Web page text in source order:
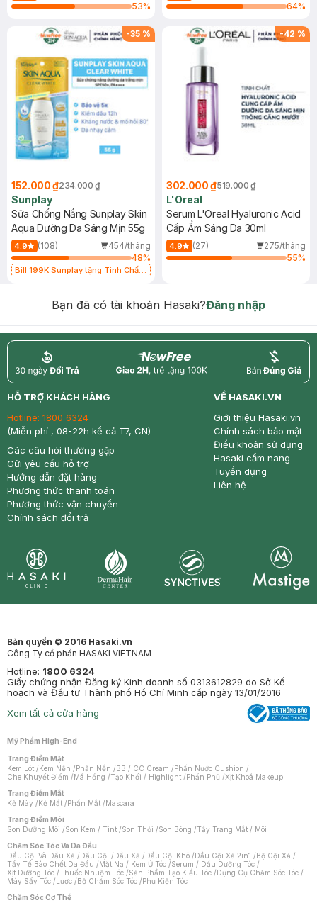
53%
64%
-35 %
152.000 ₫234.000 ₫
Sunplay
Sữa Chống Nắng Sunplay Skin
Aqua Dưỡng Da Sáng Mịn 55g
4.9 (108)
454/tháng
48%
Bill 199K Sunplay tặng Tinh Chất
-42 %
302.000 ₫519.000 ₫
L'Oreal
Serum L'Oreal Hyaluronic Acid
Cấp Ẩm Sáng Da 30ml
4.9 (27)
275/tháng
55%
Bạn đã có tài khoản Hasaki?Đăng nhập
return nowfree price
HỖ TRỢ KHÁCH HÀNG
Hotline: 1800 6324
(Miễn phí , 08-22h kể cả T7, CN)
Các câu hỏi thường gặp
Gửi yêu cầu hỗ trợ
Hướng dẫn đặt hàng
Phương thức thanh toán
Phương thức vận chuyển
Chính sách đổi trả
VỀ HASAKI.VN
Giới thiệu Hasaki.vn
Chính sách bảo mật
Điều khoản sử dụng
Hasaki cẩm nang
Tuyển dụng
Liên hệ
Bản quyền © 2016 Hasaki.vn
Công Ty cổ phần HASAKI VIETNAM
Hotline: 1800 6324
Giấy chứng nhận Đăng ký Kinh doanh số 0313612829 do Sở Kế
hoạch và Đầu tư Thành phố Hồ Chí Minh cấp ngày 13/01/2016
Xem tất cả cửa hàng
Mỹ Phẩm High-End
Trang Điểm Mặt
Kem Lót /Kem Nền /Phấn Nền /BB / CC Cream /Phấn Nước Cushion /
Che Khuyết Điểm /Má Hồng /Tạo Khối / Highlight /Phấn Phủ /Xịt Khoá Makeup
Trang Điểm Mắt
Kẻ Mày /Kẻ Mắt /Phấn Mắt /Mascara
Trang Điểm Môi
Son Dưỡng Môi /Son Kem / Tint /Son Thỏi /Son Bóng /Tẩy Trang Mắt / Môi
Chăm Sóc Tóc Và Da Đầu
Dầu Gội Và Dầu Xả /Dầu Gội /Dầu Xả /Dầu Gội Khô /Dầu Gội Xả 2in1 /Bộ Gội Xả /
Tẩy Tế Bào Chết Da Đầu /Mặt Nạ / Kem Ủ Tóc /Serum / Dầu Dưỡng Tóc /
Xịt Dưỡng Tóc /Thuốc Nhuộm Tóc /Sản Phẩm Tạo Kiểu Tóc /Dụng Cụ Chăm Sóc Tóc /
Máy Sấy Tóc /Lược /Bộ Chăm Sóc Tóc /Phụ Kiện Tóc
Chăm Sóc Cơ Thể